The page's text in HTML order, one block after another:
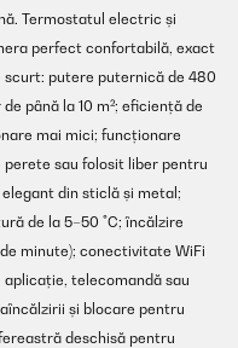
Termostatul electric și
perfect confortabilă, exact
putere puternică de 480
până la 10 m²; eficiență de
mai mici; funcționare
sau folosit liber pentru
din sticlă și metal;
de la 5–50 °C; încălzire
minute); conectivitate WiFi
telecomandă sau
și blocare pentru
deschisă pentru